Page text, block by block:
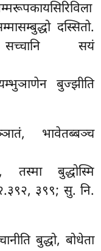
दस्सितो.
सयं
बुज्झीति
भावेतब्बञ्च
बुद्धोस्मि
२.३९२, ३९९; सु. नि.
बुद्धो, बोधेता